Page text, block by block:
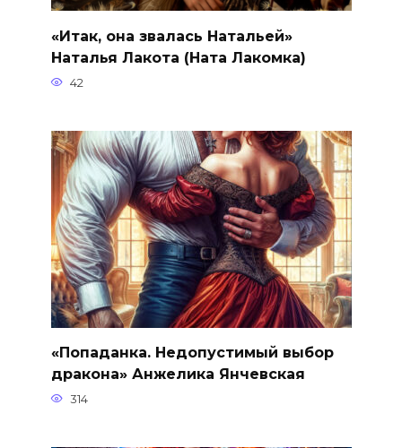
«Итак, она звалась Натальей»
Наталья Лакота (Ната Лакомка)
42
«Попаданка. Недопустимый выбор
дракона» Анжелика Янчевская
314